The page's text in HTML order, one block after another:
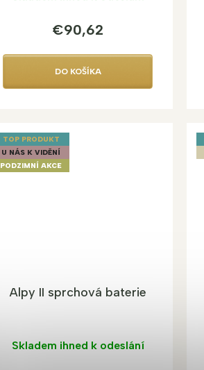
€90,62
DO KOŠÍKA
TOP PRODUKT
U NÁS K VIDĚNÍ
PODZIMNÍ AKCE
Alpy II sprchová baterie
Skladem ihned k odeslání